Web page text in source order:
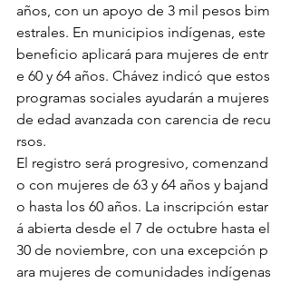
años, con un apoyo de 3 mil pesos bim
estrales. En municipios indígenas, este
beneficio aplicará para mujeres de entr
e 60 y 64 años. Chávez indicó que estos
programas sociales ayudarán a mujeres
de edad avanzada con carencia de recu
rsos.
El registro será progresivo, comenzand
o con mujeres de 63 y 64 años y bajand
o hasta los 60 años. La inscripción estar
á abierta desde el 7 de octubre hasta el
30 de noviembre, con una excepción p
ara mujeres de comunidades indígenas